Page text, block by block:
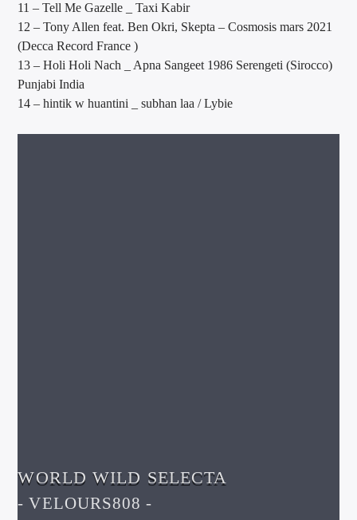
11 – Tell Me Gazelle _ Taxi Kabir
12 – Tony Allen feat. Ben Okri, Skepta – Cosmosis mars 2021
(Decca Record France )
13 – Holi Holi Nach _ Apna Sangeet 1986 Serengeti (Sirocco)
Punjabi India
14 – hintik w huantini _ subhan laa / Lybie
WORLD WILD SELECTA
- VELOURS808 -